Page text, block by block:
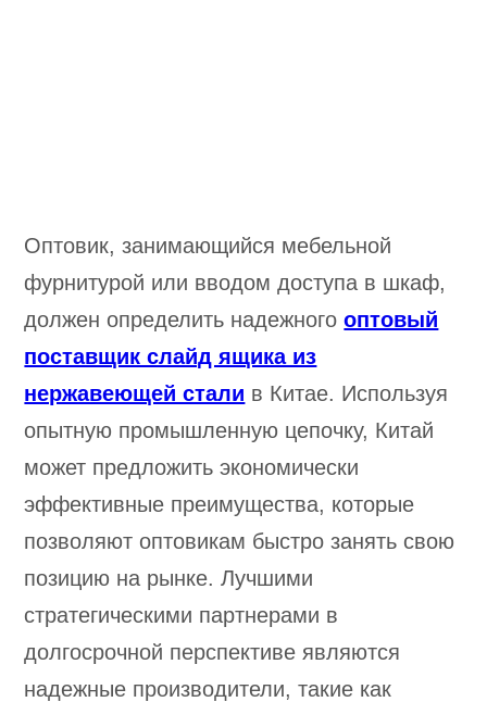
Оптовик, занимающийся мебельной
фурнитурой или вводом доступа в шкаф,
должен определить надежногооптовый
поставщик слайд ящика из
нержавеющей стали в Китае. Используя
опытную промышленную цепочку, Китай
может предложить экономически
эффективные преимущества, которые
позволяют оптовикам быстро занять свою
позицию на рынке. Лучшими
стратегическими партнерами в
долгосрочной перспективе являются
надежные производители, такие как